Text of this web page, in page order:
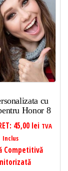
cu
Honor 8
45,00 lei TVA
Inclus
Competitivă